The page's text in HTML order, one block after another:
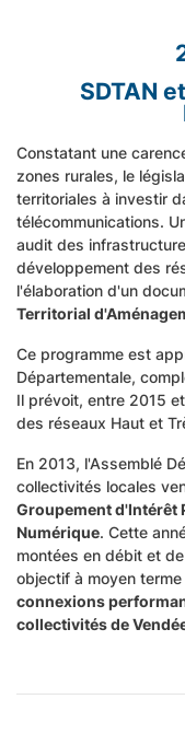
SDTAN
Constatant une
zones rurales, le
territoriales à investir
télécommunications.
audit des
développement des
l'élaboration d'un
Territorial
Ce programme est
Départementale,
Il prévoit, entre 2015
des réseaux Haut et
En 2013, l'Assemblé
collectivités locales
Groupement d'Intérêt
Numérique. Cette
montées en débit et
objectif à moyen
connexions
collectivités de